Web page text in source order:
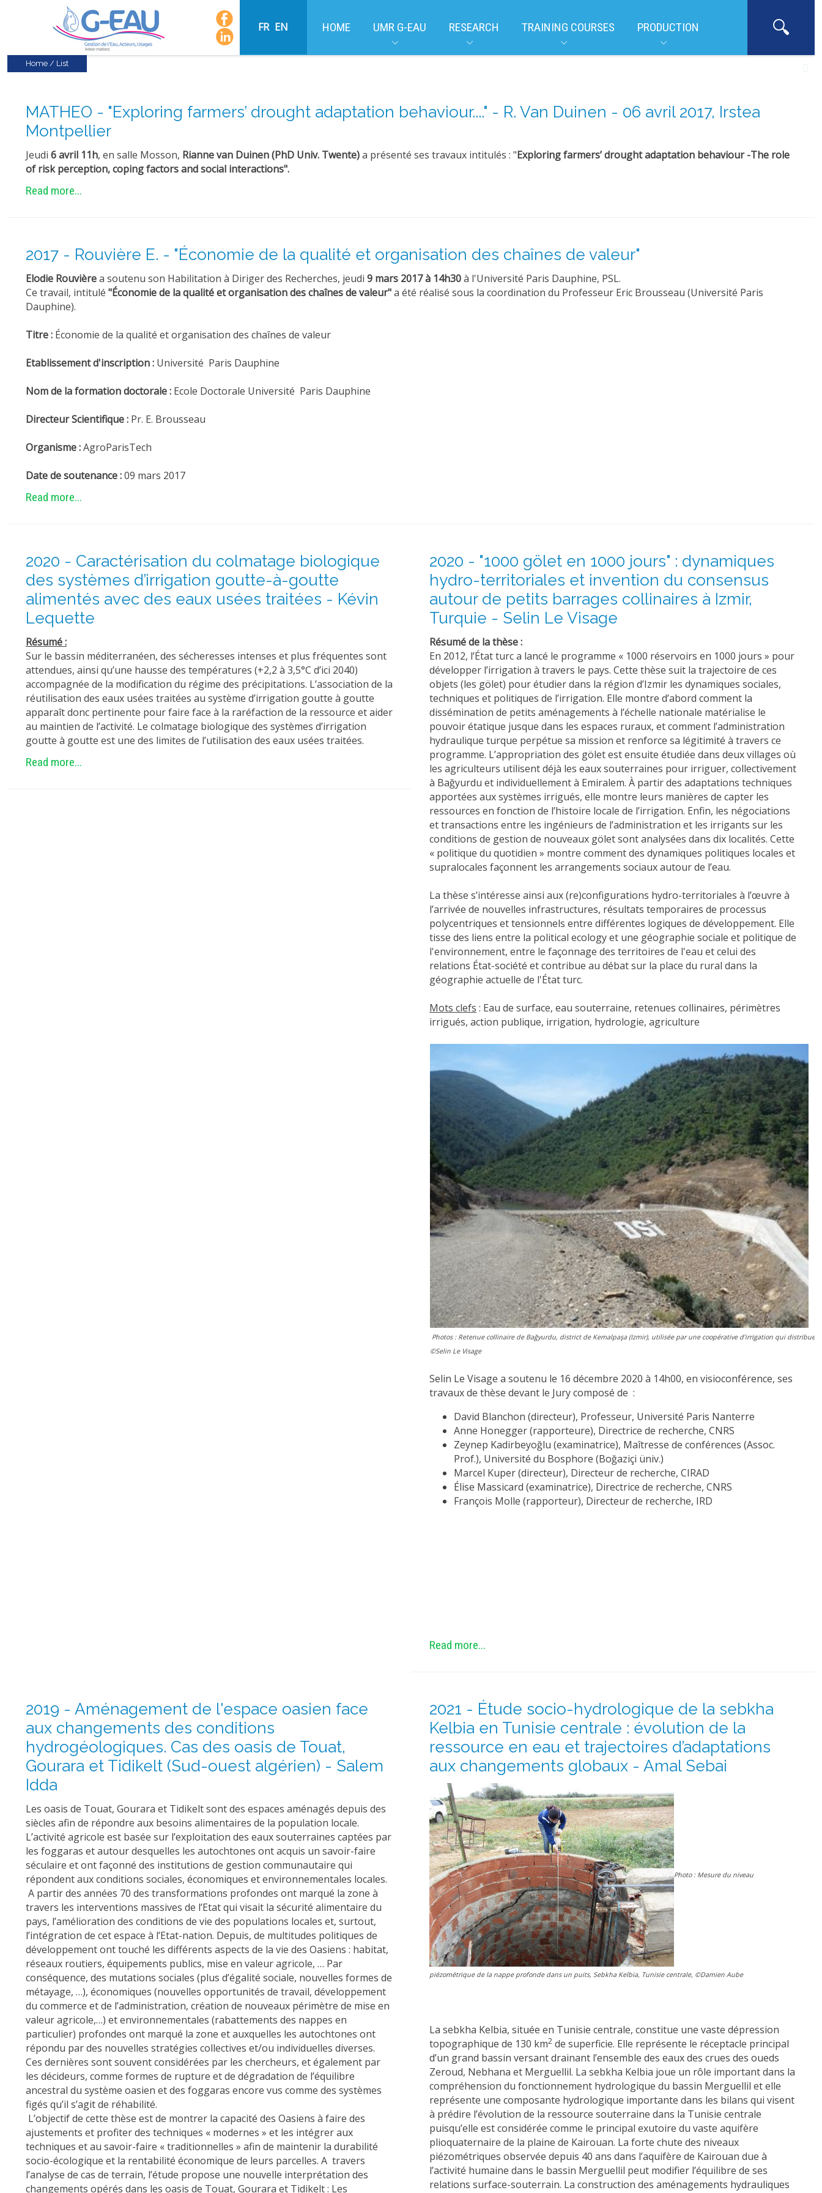
FR EN HOME UMR G-EAU RESEARCH TRAINING COURSES PRODUCTION
Home / List
MATHEO - "Exploring farmers’ drought adaptation behaviour...." - R. Van Duinen - 06 avril 2017, Irstea
Montpellier
Jeudi 6 avril 11h, en salle Mosson, Rianne van Duinen (PhD Univ. Twente)a présenté ses travaux intitulés : "Exploring farmers’ drought adaptation behaviour -The role
of risk perception, coping factors and social interactions".
Read more...
2017 - Rouvière E. - "Économie de la qualité et organisation des chaînes de valeur"
Elodie Rouvièrea soutenu son Habilitation à Diriger des Recherches, jeudi 9 mars 2017 à 14h30à l'Université Paris Dauphine, PSL.
Ce travail, intitulé "Économie de la qualité et organisation des chaînes de valeur"a été réalisé sous la coordination du Professeur Eric Brousseau (Université Paris
Dauphine).
Titre : Économie de la qualité et organisation des chaînes de valeur
Etablissement d'inscription : Université Paris Dauphine
Nom de la formation doctorale : Ecole Doctorale Université Paris Dauphine
Directeur Scientifique : Pr. E. Brousseau
Organisme :AgroParisTech
Date de soutenance :09 mars 2017
Read more...
2020 - Caractérisation du colmatage biologique
des systèmes d’irrigation goutte-à-goutte
alimentés avec des eaux usées traitées - Kévin
Lequette
Résumé :
Sur le bassin méditerranéen, des sécheresses intenses et plus fréquentes sont
attendues, ainsi qu’une hausse des températures (+2,2 à 3,5°C d’ici 2040)
accompagnée de la modification du régime des précipitations. L’association de la
réutilisation des eaux usées traitées au système d’irrigation goutte à goutte
apparaît donc pertinente pour faire face à la raréfaction de la ressource et aider
au maintien de l’activité. Le colmatage biologique des systèmes d’irrigation
goutte à goutte est une des limites de l’utilisation des eaux usées traitées.
Read more...
2020 - "1000 gölet en 1000 jours" : dynamiques
hydro-territoriales et invention du consensus
autour de petits barrages collinaires à Izmir,
Turquie - Selin Le Visage
Résumé de la thèse :
En 2012, l’État turc a lancé le programme « 1000 réservoirs en 1000 jours » pour
développer l’irrigation à travers le pays. Cette thèse suit la trajectoire de ces
objets (les gölet) pour étudier dans la région d’Izmir les dynamiques sociales,
techniques et politiques de l’irrigation. Elle montre d’abord comment la
dissémination de petits aménagements à l’échelle nationale matérialise le
pouvoir étatique jusque dans les espaces ruraux, et comment l’administration
hydraulique turque perpétue sa mission et renforce sa légitimité à travers ce
programme. L’appropriation des gölet est ensuite étudiée dans deux villages où
les agriculteurs utilisent déjà les eaux souterraines pour irriguer, collectivement
à Bağyurdu et individuellement à Emiralem. À partir des adaptations techniques
apportées aux systèmes irrigués, elle montre leurs manières de capter les
ressources en fonction de l’histoire locale de l’irrigation. Enfin, les négociations
et transactions entre les ingénieurs de l’administration et les irrigants sur les
conditions de gestion de nouveaux gölet sont analysées dans dix localités. Cette
« politique du quotidien » montre comment des dynamiques politiques locales et
supralocales façonnent les arrangements sociaux autour de l’eau.
La thèse s’intéresse ainsi aux (re)configurations hydro-territoriales à l’œuvre à
l’arrivée de nouvelles infrastructures, résultats temporaires de processus
polycentriques et tensionnels entre différentes logiques de développement. Elle
tisse des liens entre la political ecology et une géographie sociale et politique de
l'environnement, entre le façonnage des territoires de l'eau et celui des
relations État-société et contribue au débat sur la place du rural dans la
géographie actuelle de l'État turc.
Mots clefs : Eau de surface, eau souterraine, retenues collinaires, périmètres
irrigués, action publique, irrigation, hydrologie, agriculture
Photos : Retenue collinaire de Bağyurdu, district de Kemalpaşa (Izmir), utilisée par une coopérative d’irrigation qui distribue
©Selin Le Visage
Selin Le Visage a soutenu le 16 décembre 2020 à 14h00, en visioconférence, ses
travaux de thèse devant le Jury composé de :
David Blanchon (directeur), Professeur, Université Paris Nanterre
Anne Honegger (rapporteure), Directrice de recherche, CNRS
Zeynep Kadirbeyoğlu (examinatrice), Maîtresse de conférences (Assoc.
Prof.), Université du Bosphore (Boğaziçi üniv.)
Marcel Kuper (directeur), Directeur de recherche, CIRAD
Élise Massicard (examinatrice), Directrice de recherche, CNRS
François Molle (rapporteur), Directeur de recherche, IRD
Read more...
2019 - Aménagement de l'espace oasien face
aux changements des conditions
hydrogéologiques. Cas des oasis de Touat,
Gourara et Tidikelt (Sud-ouest algérien) - Salem
Idda
Les oasis de Touat, Gourara et Tidikelt sont des espaces aménagés depuis des
siècles afin de répondre aux besoins alimentaires de la population locale.
L’activité agricole est basée sur l’exploitation des eaux souterraines captées par
les foggaras et autour desquelles les autochtones ont acquis un savoir-faire
séculaire et ont façonné des institutions de gestion communautaire qui
répondent aux conditions sociales, économiques et environnementales locales.
A partir des années 70 des transformations profondes ont marqué la zone à
travers les interventions massives de l’Etat qui visait la sécurité alimentaire du
pays, l’amélioration des conditions de vie des populations locales et, surtout,
l’intégration de cet espace à l’Etat-nation. Depuis, de multitudes politiques de
développement ont touché les différents aspects de la vie des Oasiens : habitat,
réseaux routiers, équipements publics, mise en valeur agricole, … Par
conséquence, des mutations sociales (plus d’égalité sociale, nouvelles formes de
métayage, …), économiques (nouvelles opportunités de travail, développement
du commerce et de l’administration, création de nouveaux périmètre de mise en
valeur agricole,…) et environnementales (rabattements des nappes en
particulier) profondes ont marqué la zone et auxquelles les autochtones ont
répondu par des nouvelles stratégies collectives et/ou individuelles diverses.
Ces dernières sont souvent considérées par les chercheurs, et également par
les décideurs, comme formes de rupture et de dégradation de l’équilibre
ancestral du système oasien et des foggaras encore vus comme des systèmes
figés qu’il s’agit de réhabilité.
L’objectif de cette thèse est de montrer la capacité des Oasiens à faire des
ajustements et profiter des techniques « modernes » et les intégrer aux
techniques et au savoir-faire « traditionnelles » afin de maintenir la durabilité
socio-écologique et la rentabilité économique de leurs parcelles. A travers
l’analyse de cas de terrain, l’étude propose une nouvelle interprétation des
changements opérés dans les oasis de Touat, Gourara et Tidikelt : Les
2021 - Étude socio-hydrologique de la sebkha
Kelbia en Tunisie centrale : évolution de la
ressource en eau et trajectoires d’adaptations
aux changements globaux - Amal Sebai
Photo : Mesure du niveau
piézométrique de la nappe profonde dans un puits, Sebkha Kelbia, Tunisie centrale, ©Damien Aube
La sebkha Kelbia, située en Tunisie centrale, constitue une vaste dépression
topographique de 130 km2 de superficie. Elle représente le réceptacle principal
d’un grand bassin versant drainant l’ensemble des eaux des crues des oueds
Zeroud, Nebhana et Merguellil. La sebkha Kelbia joue un rôle important dans la
compréhension du fonctionnement hydrologique du bassin Merguellil et elle
représente une composante hydrologique importante dans les bilans qui visent
à prédire l’évolution de la ressource souterraine dans la Tunisie centrale
puisqu’elle est considérée comme le principal exutoire du vaste aquifère
plioquaternaire de la plaine de Kairouan. La forte chute des niveaux
piézométriques observée depuis 40 ans dans l’aquifère de Kairouan due à
l’activité humaine dans le bassin Merguellil peut modifier l’équilibre de ses
relations surface-souterrain. La construction des aménagements hydrauliques